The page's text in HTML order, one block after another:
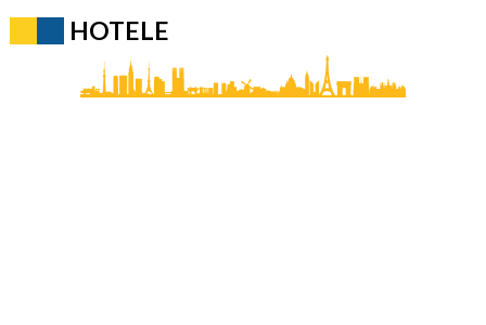
HOTELE